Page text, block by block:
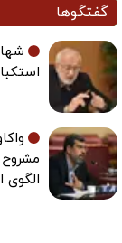
گفتگوها
مشروح
الگوی